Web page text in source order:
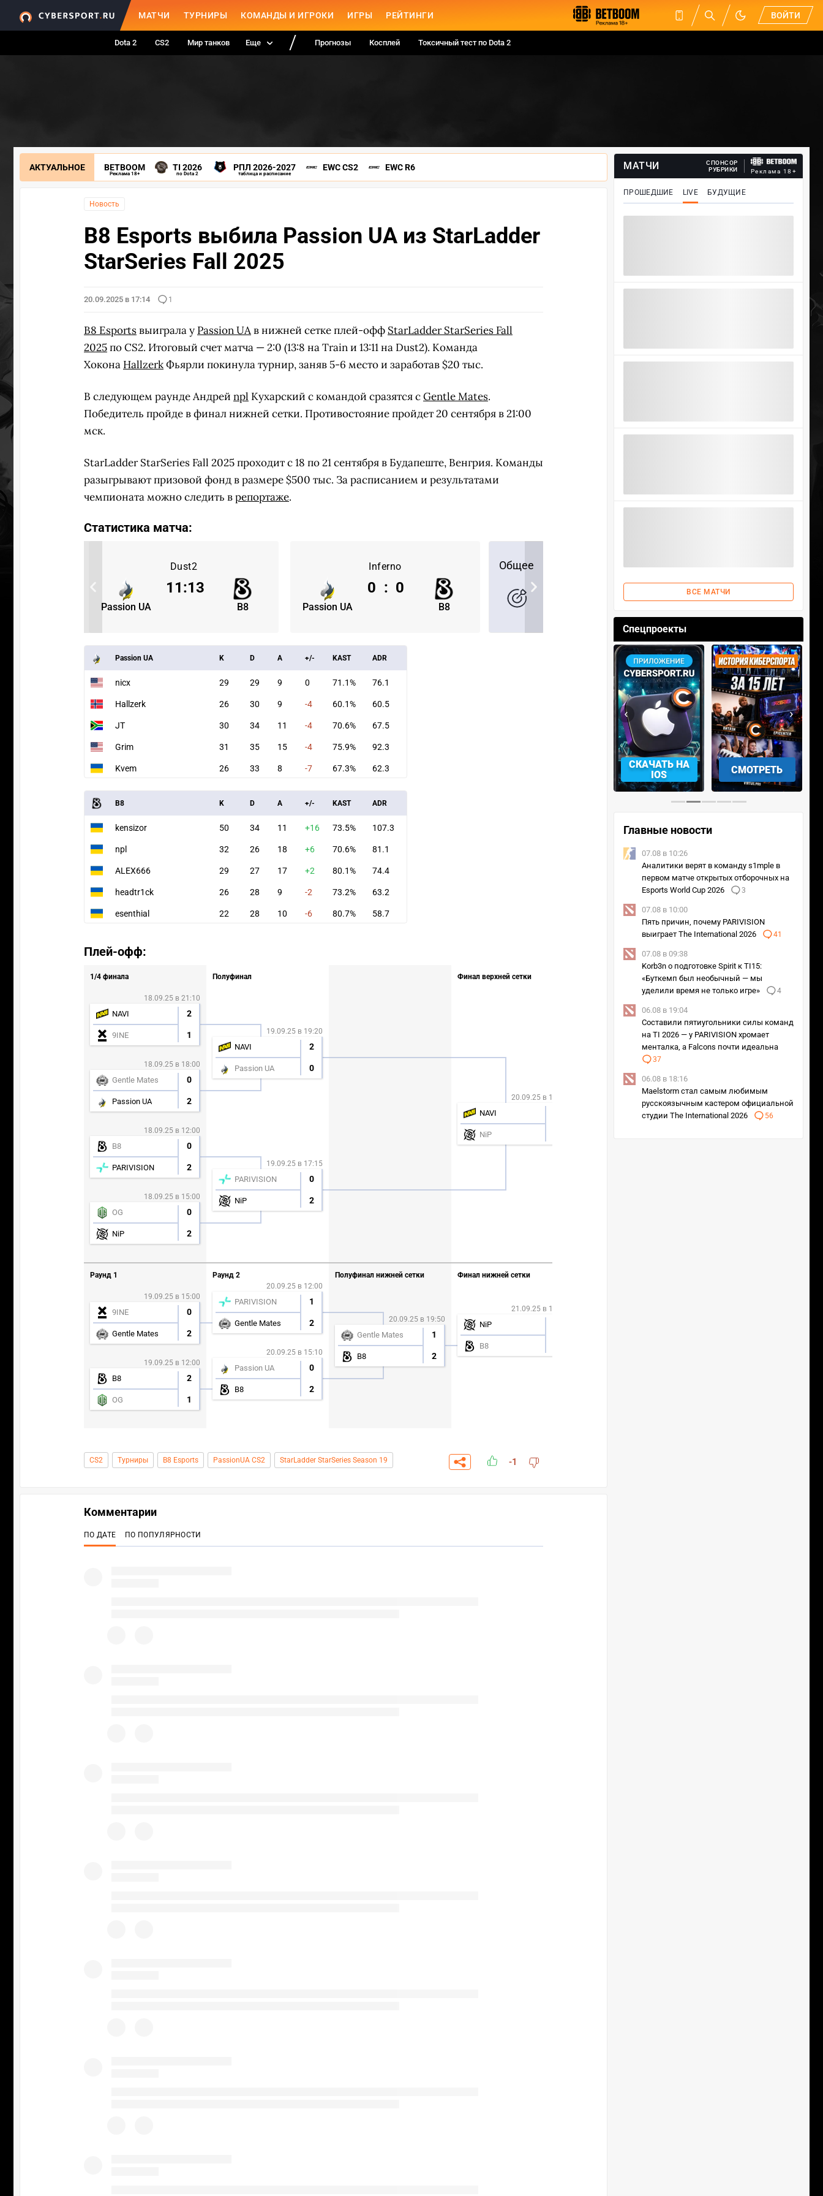
МАТЧИ ТУРНИРЫ КОМАНДЫ И ИГРОКИ ИГРЫ РЕЙТИНГИ ВОЙТИ
Dota 2 CS2 Мир танков Еще Прогнозы Косплей Токсичный тест по Dota 2
АКТУАЛЬНОЕ BETBOOM
Реклама 18+
TI 2026
по Dota 2
РПЛ 2026-2027
таблица и расписание
EWC CS2 EWC R6
Новость
B8 Esports выбила Passion UA из StarLadder
StarSeries Fall 2025
20.09.2025 в 17:14 1
B8 Esportsвыиграла у Passion UAв нижней сетке плей-офф StarLadder StarSeries Fall
2025по CS2. Итоговый счет матча — 2:0 (13:8 на Train и 13:11 на Dust2). Команда
Хокона HallzerkФьярли покинула турнир, заняв 5-6 место и заработав $20 тыс.
В следующем раунде Андрей npl Кухарский с командой сразятся сGentle Mates.
Победитель пройде в финал нижней сетки. Противостояние пройдет 20 сентября в 21:00
мск.
StarLadder StarSeries Fall 2025 проходит с 18 по 21 сентября в Будапеште, Венгрия. Команды
разыгрывают призовой фонд в размере $500 тыс. За расписанием и результатами
чемпионата можно следить врепортаже.
Статистика матча:
Dust2
Passion UA B8
11:13
Inferno
Passion UA B8
0 : 0
Общее
Passion UA K D A +/- KAST ADR
nicx 29 29 9 0 71.1% 76.1
Hallzerk 26 30 9 -4 60.1% 60.5
JT 30 34 11 -4 70.6% 67.5
Grim 31 35 15 -4 75.9% 92.3
Kvem 26 33 8 -7 67.3% 62.3
B8 K D A +/- KAST ADR
kensizor 50 34 11 +16 73.5% 107.3
npl 32 26 18 +6 70.6% 81.1
ALEX666 29 27 17 +2 80.1% 74.4
headtr1ck 26 28 9 -2 73.2% 63.2
esenthial 22 28 10 -6 80.7% 58.7
Плей-офф:
1/4 финала
18.09.25 в 21:10
NAVI 2
9INE 1
18.09.25 в 18:00
Gentle Mates 0
Passion UA 2
18.09.25 в 12:00
B8 0
PARIVISION 2
18.09.25 в 15:00
OG 0
NiP 2
Полуфинал
19.09.25 в 19:20
NAVI 2
Passion UA 0
19.09.25 в 17:15
PARIVISION 0
NiP 2
Финал верхней сетки
20.09.25 в 17:30
NAVI
NiP
Раунд 1
19.09.25 в 15:00
9INE 0
Gentle Mates 2
19.09.25 в 12:00
B8 2
OG 1
Раунд 2
20.09.25 в 12:00
PARIVISION 1
Gentle Mates 2
20.09.25 в 15:10
Passion UA 0
B8 2
Полуфинал нижней сетки
20.09.25 в 19:50
Gentle Mates 1
B8 2
Финал нижней сетки
21.09.25 в 16:00
NiP
B8
CS2 Турниры B8 Esports PassionUA CS2 StarLadder StarSeries Season 19 -1
МАТЧИ
СПОНСОР
РУБРИКИ
Реклама 18+
ПРОШЕДШИЕ LIVE БУДУЩИЕ
ВСЕ МАТЧИ
Спецпроекты
УЧАСТВОВАТЬ ЗАБРАТЬ СМОТРЕТЬ УЧАСТВОВАТЬ
‹ ›
Главные новости
07.08 в 10:26
Аналитики верят в команду s1mple в
первом матче открытых отборочных на
Esports World Cup 2026
3
07.08 в 10:00
Пять причин, почему PARIVISION
выиграет The International 2026
41
07.08 в 09:38
Korb3n о подготовке Spirit к TI15:
«Буткемп был необычный — мы
уделили время не только игре»
4
06.08 в 19:04
Составили пятиугольники силы команд
на TI 2026 — у PARIVISION хромает
менталка, а Falcons почти идеальна
37
06.08 в 18:16
Maelstorm стал самым любимым
русскоязычным кастером официальной
студии The International 2026
56
Комментарии
ПО ДАТЕ ПО ПОПУЛЯРНОСТИ